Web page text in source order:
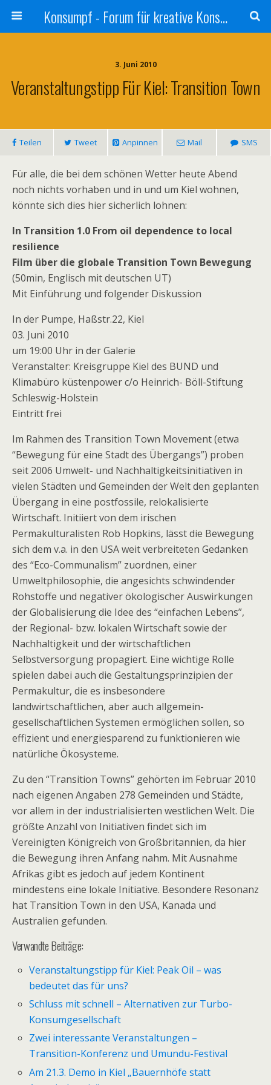
Konsumpf - Forum für kreative Konsumkritik - Culture Jamming, Nachhaltigkeit, Konzernkritik, Adbusting
3. Juni 2010
Veranstaltungstipp Für Kiel: Transition Town
Teilen Tweet Anpinnen Mail SMS
Für alle, die bei dem schönen Wetter heute Abend
noch nichts vorhaben und in und um Kiel wohnen,
könnte sich dies hier sicherlich lohnen:
In Transition 1.0 From oil dependence to local
resilience
Film über die globale Transition Town Bewegung
(50min, Englisch mit deutschen UT)
Mit Einführung und folgender Diskussion
In der Pumpe, Haßstr.22, Kiel
03. Juni 2010
um 19:00 Uhr in der Galerie
Veranstalter: Kreisgruppe Kiel des BUND und
Klimabüro küstenpower c/o Heinrich- Böll-Stiftung
Schleswig-Holstein
Eintritt frei
Im Rahmen des Transition Town Movement (etwa
“Bewegung für eine Stadt des Übergangs”) proben
seit 2006 Umwelt- und Nachhaltigkeitsinitiativen in
vielen Städten und Gemeinden der Welt den geplanten
Übergang in eine postfossile, relokalisierte
Wirtschaft. Initiiert von dem irischen
Permakulturalisten Rob Hopkins, lässt die Bewegung
sich dem v.a. in den USA weit verbreiteten Gedanken
des “Eco-Communalism” zuordnen, einer
Umweltphilosophie, die angesichts schwindender
Rohstoffe und negativer ökologischer Auswirkungen
der Globalisierung die Idee des “einfachen Lebens”,
der Regional- bzw. lokalen Wirtschaft sowie der
Nachhaltigkeit und der wirtschaftlichen
Selbstversorgung propagiert. Eine wichtige Rolle
spielen dabei auch die Gestaltungsprinzipien der
Permakultur, die es insbesondere
landwirtschaftlichen, aber auch allgemein-
gesellschaftlichen Systemen ermöglichen sollen, so
effizient und energiesparend zu funktionieren wie
natürliche Ökosysteme.
Zu den “Transition Towns” gehörten im Februar 2010
nach eigenen Angaben 278 Gemeinden und Städte,
vor allem in der industrialisierten westlichen Welt. Die
größte Anzahl von Initiativen findet sich im
Vereinigten Königreich von Großbritannien, da hier
die Bewegung ihren Anfang nahm. Mit Ausnahme
Afrikas gibt es jedoch auf jedem Kontinent
mindestens eine lokale Initiative. Besondere Resonanz
hat Transition Town in den USA, Kanada und
Australien gefunden.
Verwandte Beiträge:
Veranstaltungstipp für Kiel: Peak Oil – was
bedeutet das für uns?
Schluss mit schnell – Alternativen zur Turbo-
Konsumgesellschaft
Zwei interessante Veranstaltungen –
Transition-Konferenz und Umundu-Festival
Am 21.3. Demo in Kiel „Bauernhöfe statt